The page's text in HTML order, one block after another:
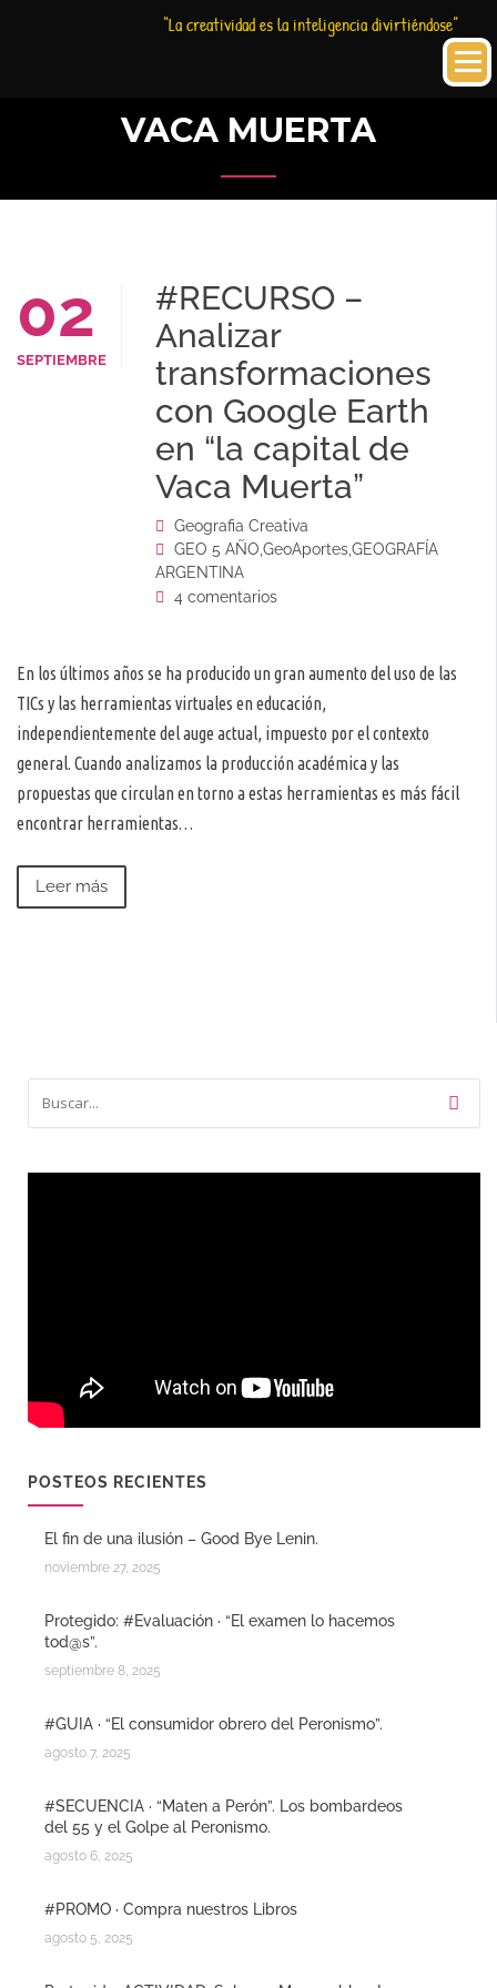
“La creatividad es la inteligencia divirtiéndose”
VACA MUERTA
02
SEPTIEMBRE
#RECURSO –
Analizar
transformaciones
con Google Earth
en “la capital de
Vaca Muerta”
Geografia Creativa
GEO 5 AÑO,GeoAportes,GEOGRAFÍA
ARGENTINA
4 comentarios
En los últimos años se ha producido un gran aumento del uso de las
TICs y las herramientas virtuales en educación,
independientemente del auge actual, impuesto por el contexto
general. Cuando analizamos la producción académica y las
propuestas que circulan en torno a estas herramientas es más fácil
encontrar herramientas…
Leer más
POSTEOS RECIENTES
El fin de una ilusión – Good Bye Lenin.
noviembre 27, 2025
Protegido: #Evaluación · “El examen lo hacemos
tod@s”.
septiembre 8, 2025
#GUIA · “El consumidor obrero del Peronismo”.
agosto 7, 2025
#SECUENCIA · “Maten a Perón”. Los bombardeos
del 55 y el Golpe al Peronismo.
agosto 6, 2025
#PROMO · Compra nuestros Libros
agosto 5, 2025